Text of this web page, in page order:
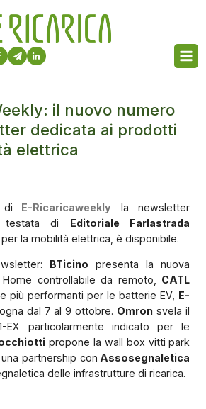
il nuovo numero
dedicata ai prodotti
elettrica
E-Ricaricaweekly la newsletter
testata di Editoriale Farlastrada
la mobilità elettrica, è disponibile.
BTicino presenta la nuova
Home controllabile da remoto, CATL
più performanti per le batterie EV, E-
dal 7 al 9 ottobre. Omron svela il
EX particolarmente indicato per le
propone la wall box vitti park
partnership con Assosegnaletica
delle infrastrutture di ricarica.